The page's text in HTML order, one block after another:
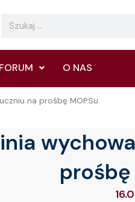
Search
FORUM O NAS
na prośbę MOPSu
prośbę